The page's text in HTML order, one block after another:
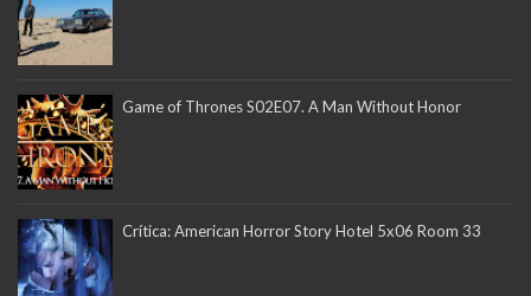
Game of Thrones S02E07. A Man Without Honor
Crítica: American Horror Story Hotel 5x06 Room 33